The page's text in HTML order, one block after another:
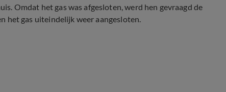
Omdat het gas was afgesloten, werd hen gevraagd de
het gas uiteindelijk weer aangesloten.